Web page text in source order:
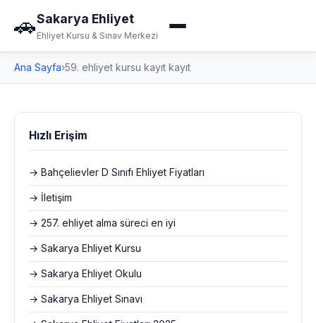
🚗Sakarya Ehliyet
Ehliyet Kursu & Sınav Merkezi
Ana Sayfa›59. ehliyet kursu kayıt kayıt
Hızlı Erişim
→ Bahçelievler D Sınıfı Ehliyet Fiyatları
→ İletişim
→ 257. ehliyet alma süreci en iyi
→ Sakarya Ehliyet Kursu
→ Sakarya Ehliyet Okulu
→ Sakarya Ehliyet Sınavı